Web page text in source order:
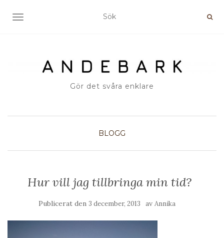
SLÅ PÅ/AV NAVIGERING
Gör det svåra enklare
BLOGG
Hur vill jag tillbringa min tid?
Publicerat den 3 december, 2013 av Annika